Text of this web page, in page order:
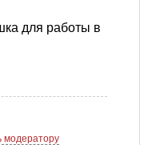
для работы в